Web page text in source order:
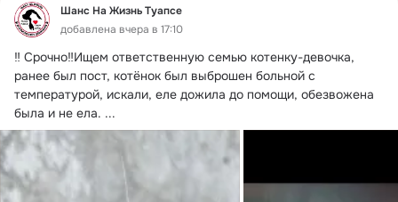
Шанс На Жизнь Туапсе
добавлена вчера в 17:10
‼️ Срочно‼️Ищем ответственную семью котенку-девочка,
ранее был пост, котёнок был выброшен больной с
температурой, искали, еле дожила до помощи, обезвожена
была и не ела. ...